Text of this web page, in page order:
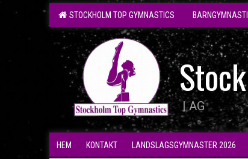
STOCKHOLM TOP GYMNASTICS
| AG
HEM KONTAKT LANDSLAGSGYMNASTER 2026